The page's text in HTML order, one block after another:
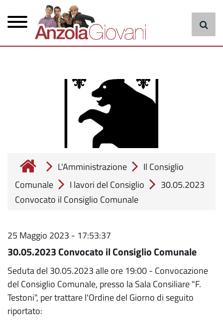
contenuto
principale
principale
cerca
L'Amministrazione
Il Consiglio
Comunale
I lavori del Consiglio
30.05.2023
Convocato il Consiglio Comunale
25 Maggio 2023 - 17:53:37
30.05.2023 Convocato il Consiglio Comunale
Seduta del 30.05.2023 alle ore 19:00 - Convocazione
del Consiglio Comunale, presso la Sala Consiliare "F.
Testoni", per trattare l'Ordine del Giorno di seguito
riportato: